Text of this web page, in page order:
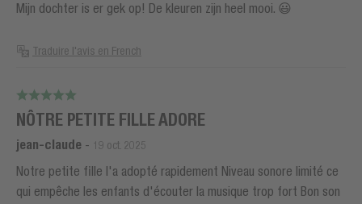
Mijn dochter is er gek op! De kleuren zijn heel mooi. 😃
Traduire l'avis en French
NÔTRE PETITE FILLE ADORE
jean-claude - 19 oct. 2025
Notre petite fille l'a adopté rapidement Niveau sonore limité ce
qui empêche les enfants d'écouter la musique trop fort Bon son